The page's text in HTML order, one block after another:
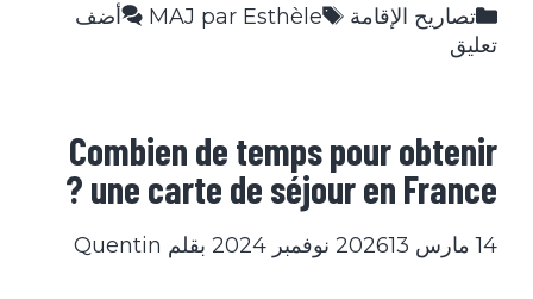
التصنيفات
تصاريح الإقامة الوسوم
MAJ par Esthèle
أضف
تعليق
Combien de temps pour obtenir
une carte de séjour en France ?
14 مارس 2026 13 نوفمبر 2024 بقلم Quentin